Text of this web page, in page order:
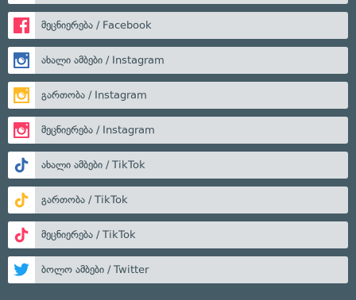
მეცნიერება / Facebook
ახალი ამბები / Instagram
გართობა / Instagram
მეცნიერება / Instagram
ახალი ამბები / TikTok
გართობა / TikTok
მეცნიერება / TikTok
ბოლო ამბები / Twitter